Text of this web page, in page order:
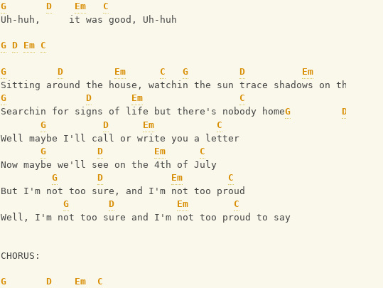
G
D Em
C
Uh-huh,     it was good, Uh-huh
G D Em C
G D Em C G D Em
Sitting around the house, watchin the sun trace shadows on the floor
G
D Em
C
Searchin for signs of life but there's nobody homeG D
G
D Em
C
Well maybe I'll call or write you a letter
G
D Em
C
Now maybe we'll see on the 4th of July
G
D Em
C
But I'm not too sure, and I'm not too proud
G
D Em
C
Well, I'm not too sure and I'm not too proud to say
CHORUS:
G D Em
C